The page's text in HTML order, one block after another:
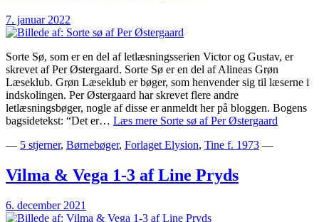
7. januar 2022
Sorte Sø, som er en del af letlæsningsserien Victor og Gustav, er
skrevet af Per Østergaard. Sorte Sø er en del af Alineas Grøn
Læseklub. Grøn Læseklub er bøger, som henvender sig til læserne i
indskolingen. Per Østergaard har skrevet flere andre
letlæsningsbøger, nogle af disse er anmeldt her på bloggen. Bogens
bagsidetekst: “Det er… Læs mere Sorte sø af Per Østergaard
— 5 stjerner, Børnebøger, Forlaget Elysion, Tine f. 1973 —
Vilma & Vega 1-3 af Line Pryds
6. december 2021